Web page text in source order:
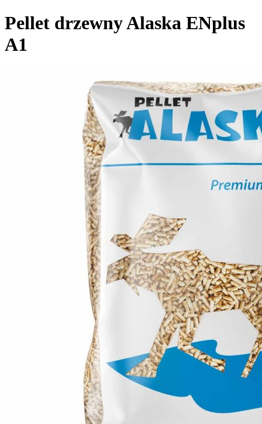
Pellet drzewny Alaska ENplus
A1